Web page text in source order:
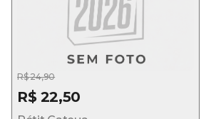
R$ 24,90
R$ 22,50